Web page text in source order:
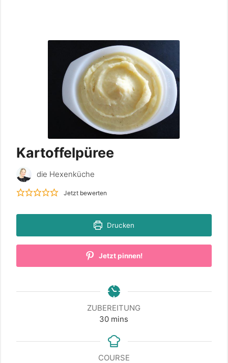
Kartoffelpüree
die Hexenküche
Jetzt bewerten
Drucken
Jetzt pinnen!
ZUBEREITUNG
30minutes
mins
COURSE